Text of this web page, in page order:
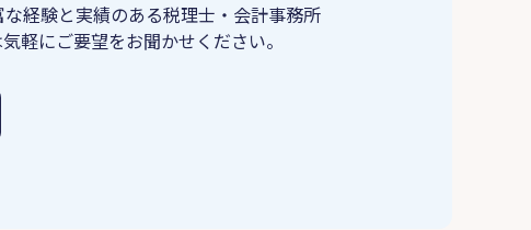
経験と実績のある税理士・会計事務所
軽にご要望をお聞かせください。